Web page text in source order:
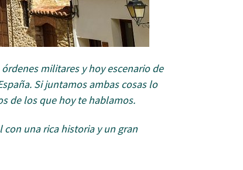
militares y hoy escenario de
Si juntamos ambas cosas lo
de los que hoy te hablamos.
con una rica historia y un gran